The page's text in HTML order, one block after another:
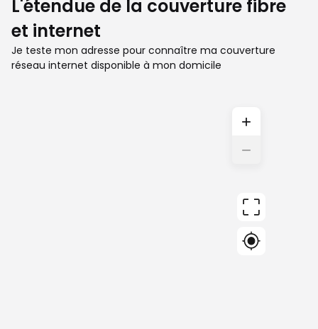
L'étendue de la couverture fibre
et internet
Je teste mon adresse pour connaître ma couverture
réseau internet disponible à mon domicile
+
−